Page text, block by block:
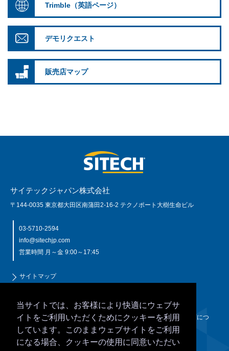
当サイトでは、お客様により快適にウェブサ
イトをご利用いただくためにクッキーを利用
しています。このままウェブサイトをご利用
になる場合、クッキーの使用に同意いただい
Trimble（英語ページ）
デモリクエスト
販売店マップ
サイテックジャパン株式会社
〒144-0035 東京都大田区南蒲田2-16-2 テクノポート大樹生命ビル
03-5710-2594
info@sitechjp.com
営業時間 月～金 9:00～17:45
サイトマップ
クッキー（Cookie）について
JSIMA（日本測量機器工業会）規格に基づく校正・検査認定制度につ
いて
NETIS登録技術